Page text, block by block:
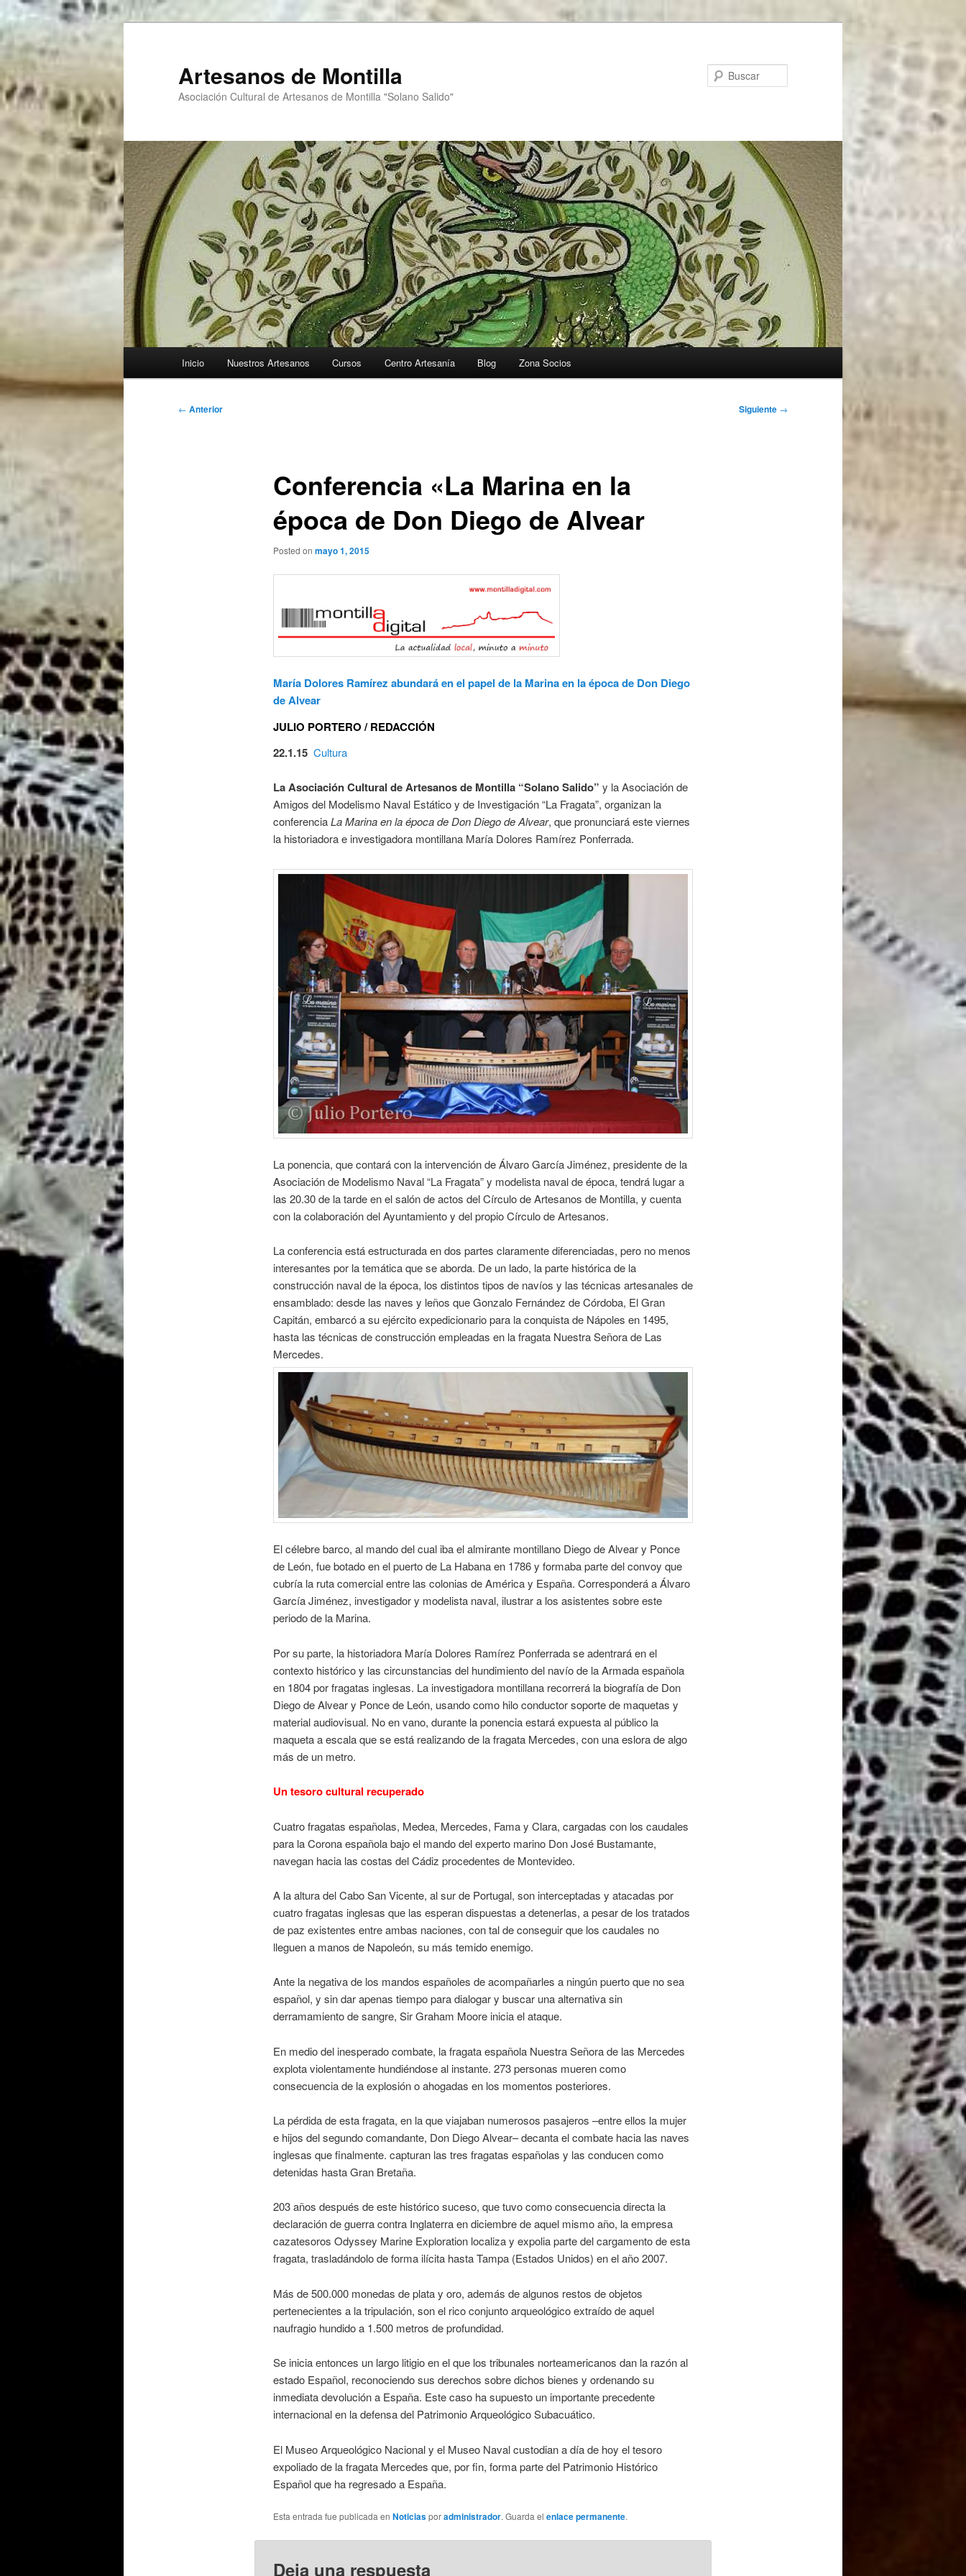
Ir
al
contenido
principal
Artesanos de Montilla
Asociación Cultural de Artesanos de Montilla "Solano Salido"
Inicio Nuestros Artesanos Cursos Centro Artesanía Blog Zona Socios
Navegación
← Anterior Siguiente →
Conferencia «La Marina en la
época de Don Diego de Alvear
Posted on mayo 1, 2015
María Dolores Ramírez abundará en el papel de la Marina en la época de Don Diego
de Alvear
JULIO PORTERO / REDACCIÓN
22.1.15 Cultura
La Asociación Cultural de Artesanos de Montilla “Solano Salido” y la Asociación de
Amigos del Modelismo Naval Estático y de Investigación “La Fragata”, organizan la
conferenciaLa Marina en la época de Don Diego de Alvear, que pronunciará este viernes
la historiadora e investigadora montillana María Dolores Ramírez Ponferrada.
La ponencia, que contará con la intervención de Álvaro García Jiménez, presidente de la
Asociación de Modelismo Naval “La Fragata” y modelista naval de época, tendrá lugar a
las 20.30 de la tarde en el salón de actos del Círculo de Artesanos de Montilla, y cuenta
con la colaboración del Ayuntamiento y del propio Círculo de Artesanos.
La conferencia está estructurada en dos partes claramente diferenciadas, pero no menos
interesantes por la temática que se aborda. De un lado, la parte histórica de la
construcción naval de la época, los distintos tipos de navíos y las técnicas artesanales de
ensamblado: desde las naves y leños que Gonzalo Fernández de Córdoba, El Gran
Capitán, embarcó a su ejército expedicionario para la conquista de Nápoles en 1495,
hasta las técnicas de construcción empleadas en la fragata Nuestra Señora de Las
Mercedes.
El célebre barco, al mando del cual iba el almirante montillano Diego de Alvear y Ponce
de León, fue botado en el puerto de La Habana en 1786 y formaba parte del convoy que
cubría la ruta comercial entre las colonias de América y España. Corresponderá a Álvaro
García Jiménez, investigador y modelista naval, ilustrar a los asistentes sobre este
periodo de la Marina.
Por su parte, la historiadora María Dolores Ramírez Ponferrada se adentrará en el
contexto histórico y las circunstancias del hundimiento del navío de la Armada española
en 1804 por fragatas inglesas. La investigadora montillana recorrerá la biografía de Don
Diego de Alvear y Ponce de León, usando como hilo conductor soporte de maquetas y
material audiovisual. No en vano, durante la ponencia estará expuesta al público la
maqueta a escala que se está realizando de la fragata Mercedes, con una eslora de algo
más de un metro.
Un tesoro cultural recuperado
Cuatro fragatas españolas, Medea, Mercedes, Fama y Clara, cargadas con los caudales
para la Corona española bajo el mando del experto marino Don José Bustamante,
navegan hacia las costas del Cádiz procedentes de Montevideo.
A la altura del Cabo San Vicente, al sur de Portugal, son interceptadas y atacadas por
cuatro fragatas inglesas que las esperan dispuestas a detenerlas, a pesar de los tratados
de paz existentes entre ambas naciones, con tal de conseguir que los caudales no
lleguen a manos de Napoleón, su más temido enemigo.
Ante la negativa de los mandos españoles de acompañarles a ningún puerto que no sea
español, y sin dar apenas tiempo para dialogar y buscar una alternativa sin
derramamiento de sangre, Sir Graham Moore inicia el ataque.
En medio del inesperado combate, la fragata española Nuestra Señora de las Mercedes
explota violentamente hundiéndose al instante. 273 personas mueren como
consecuencia de la explosión o ahogadas en los momentos posteriores.
La pérdida de esta fragata, en la que viajaban numerosos pasajeros –entre ellos la mujer
e hijos del segundo comandante, Don Diego Alvear– decanta el combate hacia las naves
inglesas que finalmente. capturan las tres fragatas españolas y las conducen como
detenidas hasta Gran Bretaña.
203 años después de este histórico suceso, que tuvo como consecuencia directa la
declaración de guerra contra Inglaterra en diciembre de aquel mismo año, la empresa
cazatesoros Odyssey Marine Exploration localiza y expolia parte del cargamento de esta
fragata, trasladándolo de forma ilícita hasta Tampa (Estados Unidos) en el año 2007.
Más de 500.000 monedas de plata y oro, además de algunos restos de objetos
pertenecientes a la tripulación, son el rico conjunto arqueológico extraído de aquel
naufragio hundido a 1.500 metros de profundidad.
Se inicia entonces un largo litigio en el que los tribunales norteamericanos dan la razón al
estado Español, reconociendo sus derechos sobre dichos bienes y ordenando su
inmediata devolución a España. Este caso ha supuesto un importante precedente
internacional en la defensa del Patrimonio Arqueológico Subacuático.
El Museo Arqueológico Nacional y el Museo Naval custodian a día de hoy el tesoro
expoliado de la fragata Mercedes que, por fin, forma parte del Patrimonio Histórico
Español que ha regresado a España.
Esta entrada fue publicada en Noticiasporadministrador. Guarda el enlace permanente.
Deja una respuesta